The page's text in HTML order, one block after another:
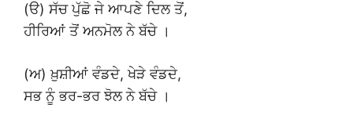
(ੳ) ਸੱਚ ਪੁੱਛੋ ਜੇ ਆਪਣੇ ਦਿਲ ਤੋਂ,
ਹੀਰਿਆਂ ਤੋਂ ਅਨਮੋਲ ਨੇ ਬੱਚੇ ।
(ਅ) ਖ਼ੁਸ਼ੀਆਂ ਵੰਡਦੇ, ਖੇੜੇ ਵੰਡਦੇ,
ਸਭ ਨੂੰ ਭਰ-ਭਰ ਝੋਲ ਨੇ ਬੱਚੇ ।